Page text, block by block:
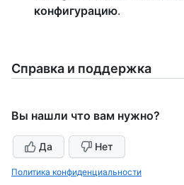
конфигурацию.
Справка и поддержка
Вы нашли что вам нужно?
Да Нет
Политика конфиденциальности